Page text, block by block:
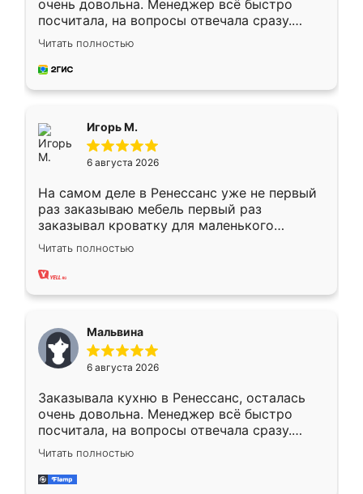
очень довольна. Менеджер всё быстро
посчитала, на вопросы отвечала сразу.
Замерщик приехал в субботу, подошёл к
делу со всей ответственностью. Собрали
за день, ребята работали аккуратно, даже
Читать полностью
Игорь М.
6 августа 2026
На самом деле в Ренессанс уже не первый
раз заказываю мебель первый раз
заказывал кроватку для маленького
ребёнка при его рождении ,во второй раз
заказал шкаф-купе. По качеству очень
хорошее сборка достаточно быстрая,
меньше, здесь же он более разнообразный.
Мне нравится ,если что-то потребуется из
мебели буду заказывать только здесь.
Читать полностью
Мальвина
6 августа 2026
Заказывала кухню в Ренессанс, осталась
очень довольна. Менеджер всё быстро
посчитала, на вопросы отвечала сразу.
Замерщик приехал в субботу, подошёл к
делу со всей ответственностью. Собрали
за день, ребята работали аккуратно, даже
Читать полностью